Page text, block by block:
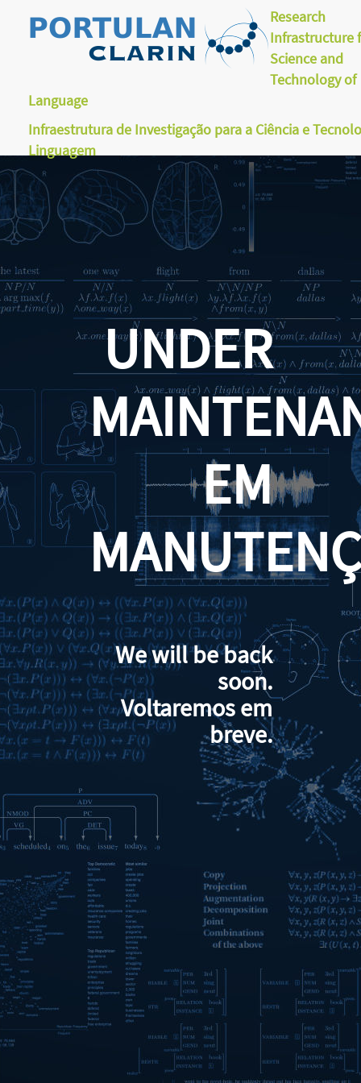
Research
Infrastructure
Science and
Technology of
Language
Infraestrutura de Investigação para a Ciência e
Linguagem
UNDER
EM
We will be back
soon.
Voltaremos em
breve.